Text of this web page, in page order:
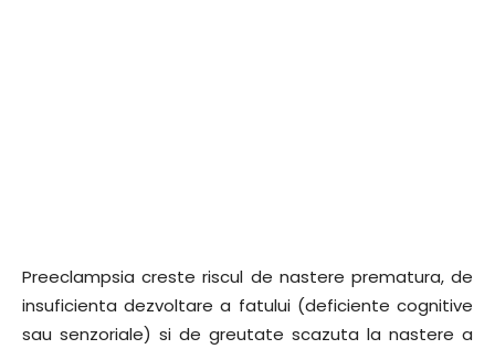
Preeclampsia creste riscul de nastere prematura, de
insuficienta dezvoltare a fatului (deficiente cognitive
sau senzoriale) si de greutate scazuta la nastere a